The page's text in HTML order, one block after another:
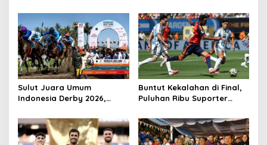
Tiga Medali Meski Belum
Setahun Berdiri
II di Tompaso
Sulut Juara Umum
Indonesia Derby 2026,
Gelar Derby Indonesia
Buntut Kekalahan di Final,
Puluhan Ribu Suporter
Tuntut Laga Ulang Lawan
Spanyol